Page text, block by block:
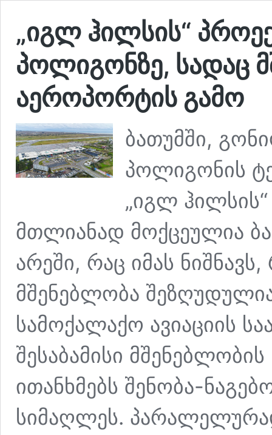
„იგლ ჰილსის“
პოლიგონზე, სადაც
აეროპორტის გამო
ბათუმში,
პოლიგონის
„იგლ
მთლიანად მოქცეულია
არეში, რაც იმას
მშენებლობა
სამოქალაქო ავიაციის
შესაბამისი
ითანხმებს შენობა-
სიმაღლეს.